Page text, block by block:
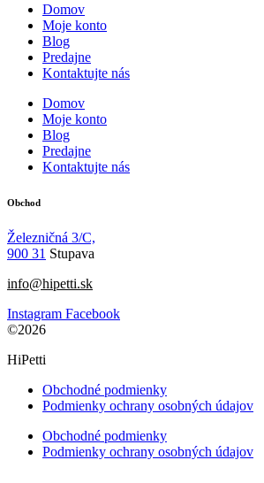
Domov
Moje konto
Blog
Predajne
Kontaktujte nás
Domov
Moje konto
Blog
Predajne
Kontaktujte nás
Obchod
Železničná 3/C,
900 31 Stupava
info@hipetti.sk
Instagram Facebook
©2026
HiPetti
Obchodné podmienky
Podmienky ochrany osobných údajov
Obchodné podmienky
Podmienky ochrany osobných údajov